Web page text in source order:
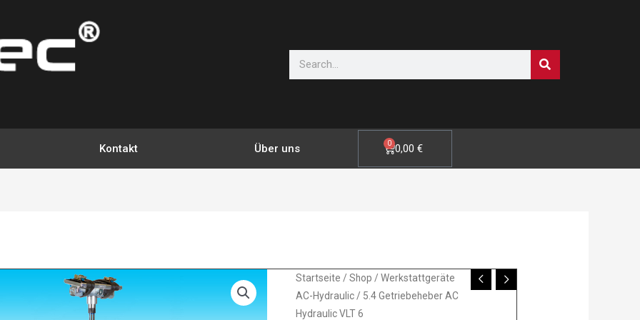
Suche
SUCHE
Kontakt Über uns 0,00€
0 WARENKORB
Startseite / Shop / Werkstattgeräte
AC-Hydraulic/ 5.4 Getriebeheber AC
Hydraulic VLT 6
5.4
Getriebeheber
AC